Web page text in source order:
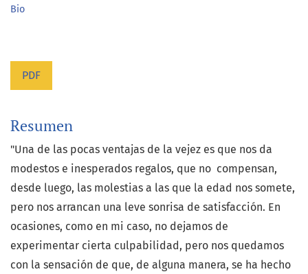
Bio
PDF
Resumen
"Una de las pocas ventajas de la vejez es que nos da
modestos e inesperados regalos, que no compensan,
desde luego, las molestias a las que la edad nos somete,
pero nos arrancan una leve sonrisa de satisfacción. En
ocasiones, como en mi caso, no dejamos de
experimentar cierta culpabilidad, pero nos quedamos
con la sensación de que, de alguna manera, se ha hecho